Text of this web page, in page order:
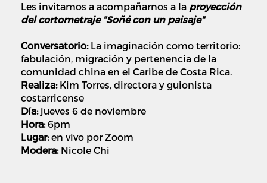
Les invitamos a acompañarnos a la proyección
del cortometraje "Soñé con un paisaje"
Conversatorio: La imaginación como territorio:
fabulación, migración y pertenencia de la
comunidad china en el Caribe de Costa Rica.
Realiza:Kim Torres, directora y guionista
costarricense
Día:jueves 6 de noviembre
Hora:6pm
Lugar:en vivo por Zoom
Modera: Nicole Chi